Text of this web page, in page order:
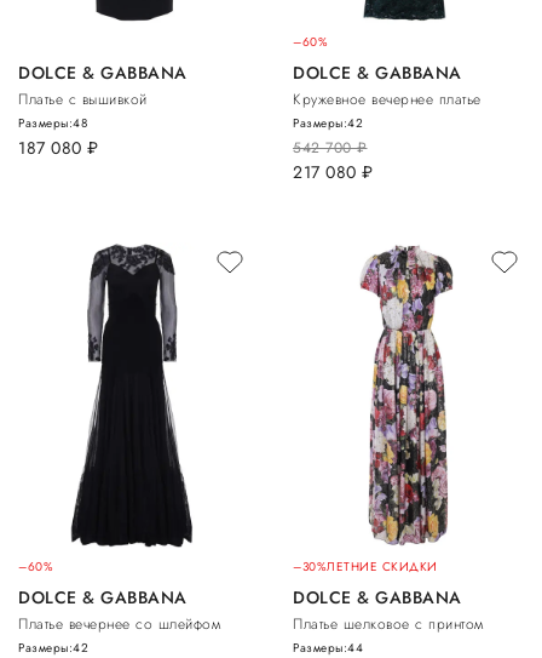
DOLCE & GABBANA
Платье с вышивкой
187 080 руб.
Размеры:48
–60%
DOLCE & GABBANA
Кружевное вечернее платье
542 700руб.
217 080 руб.
Размеры:42
–60%
DOLCE & GABBANA
Платье вечернее со шлейфом
Размеры:42
–30%ЛЕТНИЕ СКИДКИ
DOLCE & GABBANA
Платье шелковое с принтом
Размеры:44